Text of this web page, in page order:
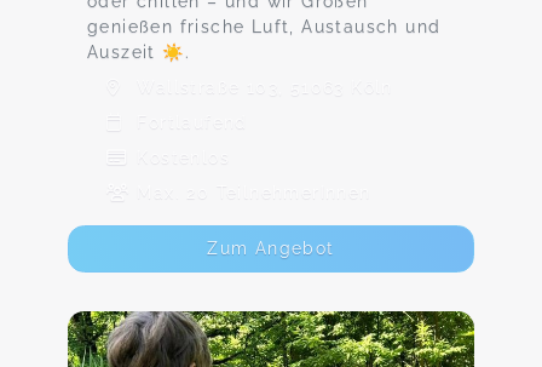
genießen frische Luft, Austausch und
Auszeit ☀️.
Wallstraße 103, 51063 Köln
Fortlaufend
Max. 20 TeilnehmerInnen
Zum Angebot